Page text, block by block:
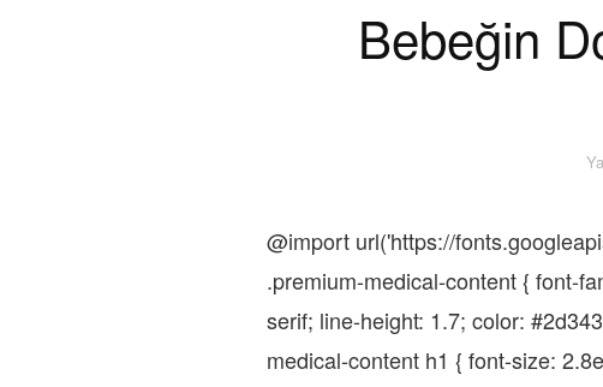
Bebeğin
@import url('https://
.premium-medical-content { font-
serif; line-height: 1.7; color:
medical-content h1 { font-size: